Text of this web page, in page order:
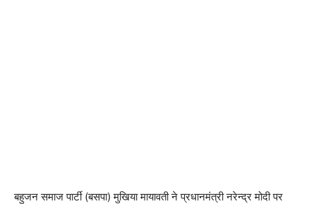
बहुजन समाज पार्टी (बसपा) मुखिया मायावती ने प्रधानमंत्री नरेन्द्र मोदी पर